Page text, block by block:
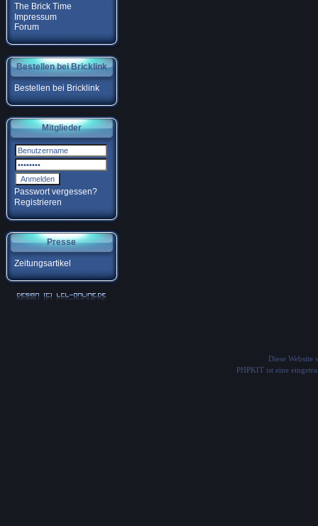
The Brick Time
Impressum
Forum
Bestellen bei Bricklink
Bestellen bei Bricklink
Mitglieder
Passwort vergessen?
Registrieren
Presse
Zeitungsartikel
Diese Website
PHPKIT ist eine